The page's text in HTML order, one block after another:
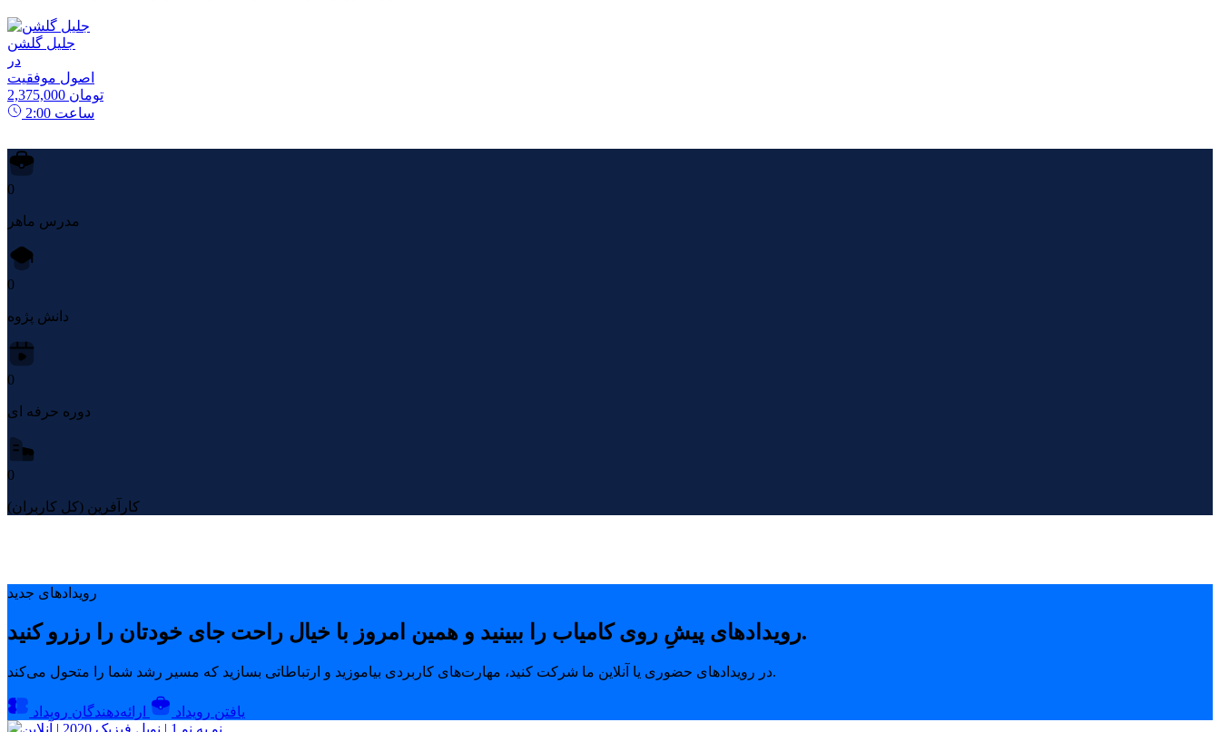
جلیل گلشن
در
اصول موفقیت
2,375,000 تومان
2:00 ساعت
0
مدرس ماهر
0
دانش پژوه
0
دوره حرفه ای
0
کارآفرین (کل کاربران)
رویدادهای جدید
رویدادهای پیشِ روی کامیاب را ببینید و همین امروز با خیال راحت جای خودتان را رزرو کنید.
در رویدادهای حضوری یا آنلاین ما شرکت کنید، مهارت‌های کاربردی بیاموزید و ارتباطاتی بسازید که مسیر رشد شما را متحول می‌کند.
یافتن رویداد ارائه‌دهندگان رویداد